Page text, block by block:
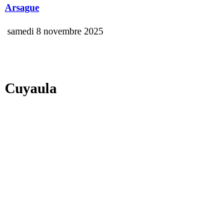
Arsague
samedi 8 novembre 2025
Cuyaula